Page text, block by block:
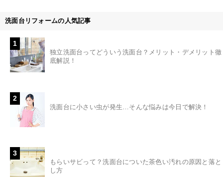
洗面台リフォームの人気記事
1
独立洗面台ってどういう洗面台？メリット・デメリット徹
底解説！
2
洗面台に小さい虫が発生…そんな悩みは今日で解決！
3
もらいサビって？洗面台についた茶色い汚れの原因と落と
し方